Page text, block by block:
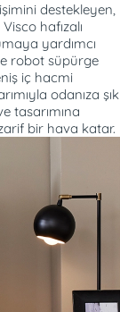
destekleyen,
hafızalı
yardımcı
robot süpürge
iç hacmi
odanıza şık
tasarımına
bir hava katar.